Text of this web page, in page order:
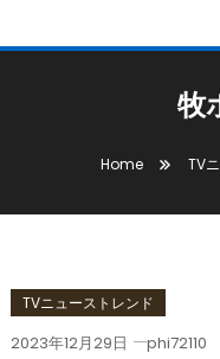
牧
Home TV
TVニューストレンド
2023年12月29日 phi72110